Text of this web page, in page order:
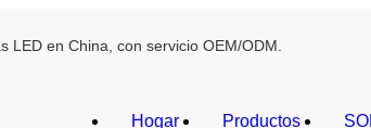
en China, con servicio OEM/ODM.
Hogar Productos